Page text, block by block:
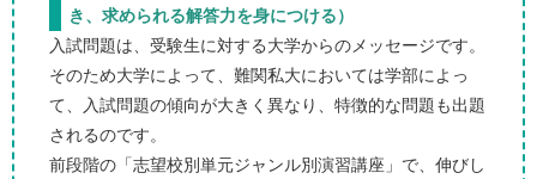
き、求められる解答力を身につける）
入試問題は、受験生に対する大学からのメッセージです。
そのため大学によって、難関私大においては学部によっ
て、入試問題の傾向が大きく異なり、特徴的な問題も出題
されるのです。
前段階の「志望校別単元ジャンル別演習講座」で、伸びし